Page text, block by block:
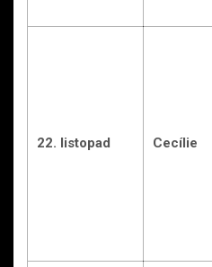
22. listopad Cecílie